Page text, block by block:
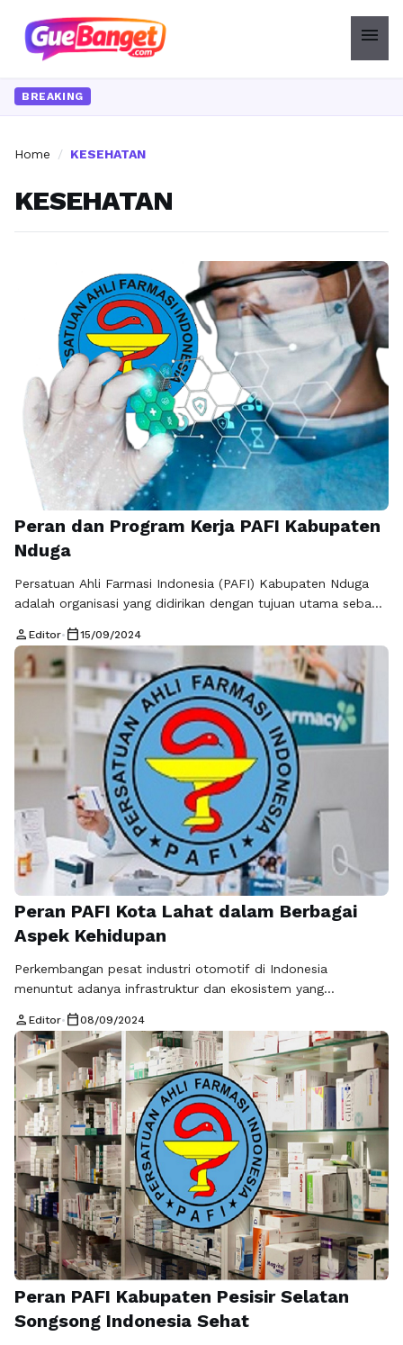
menu
BREAKING
Home / KESEHATAN
KESEHATAN
Peran dan Program Kerja PAFI Kabupaten
Nduga
Persatuan Ahli Farmasi Indonesia (PAFI) Kabupaten Nduga
adalah organisasi yang didirikan dengan tujuan utama sebagai
ahli farmasi di wilayah Kabupaten Nduga, Papua.
Keberadaan PAFI Nduga sangat krusial dalam pengembangan
industri farmasi di daerah tersebut. Sejarah dan Tujuan PAFI
Nduga PAFI Nduga didirikan atas dasar kebutuhan akan
perwakilan yang melindungi …Baca Selengkapnya
person Editor• calendar_today15/09/2024
Peran PAFI Kota Lahat dalam Berbagai
Aspek Kehidupan
Perkembangan pesat industri otomotif di Indonesia
menuntut adanya infrastruktur dan ekosistem yang
Lahat melalui Dinas Perhubungan (Dishub) berinovasi dengan
menciptakan program “Jakarta Fair & Trade” (PAFI), yang
salah satunya berfokus pada pameran otomotif. PAFI Kota
Lahat, sebagai bagian dari rangkaian PAFI, hadir sebagai
platform bagi industri otomotif untuk …Baca Selengkapnya
person Editor• calendar_today08/09/2024
Peran PAFI Kabupaten Pesisir Selatan
Songsong Indonesia Sehat